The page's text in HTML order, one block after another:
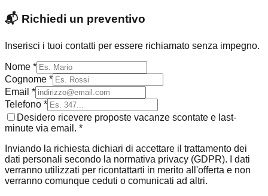
📬 Richiedi un preventivo
Inserisci i tuoi contatti per essere richiamato senza impegno.
Nome *
Cognome *
Email *
Telefono *
Desidero ricevere proposte vacanze scontate e last-
minute via email. *
Inviando la richiesta dichiari di accettare il trattamento dei
dati personali secondo la normativa privacy (GDPR). I dati
verranno utilizzati per ricontattarti in merito all'offerta e non
verranno comunque ceduti o comunicati ad altri.